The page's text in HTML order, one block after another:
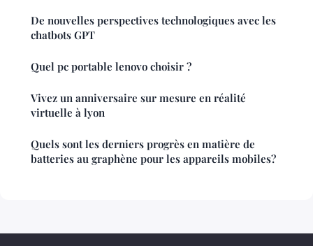
De nouvelles perspectives technologiques avec les
chatbots GPT
Quel pc portable lenovo choisir ?
Vivez un anniversaire sur mesure en réalité
virtuelle à lyon
Quels sont les derniers progrès en matière de
batteries au graphène pour les appareils mobiles?